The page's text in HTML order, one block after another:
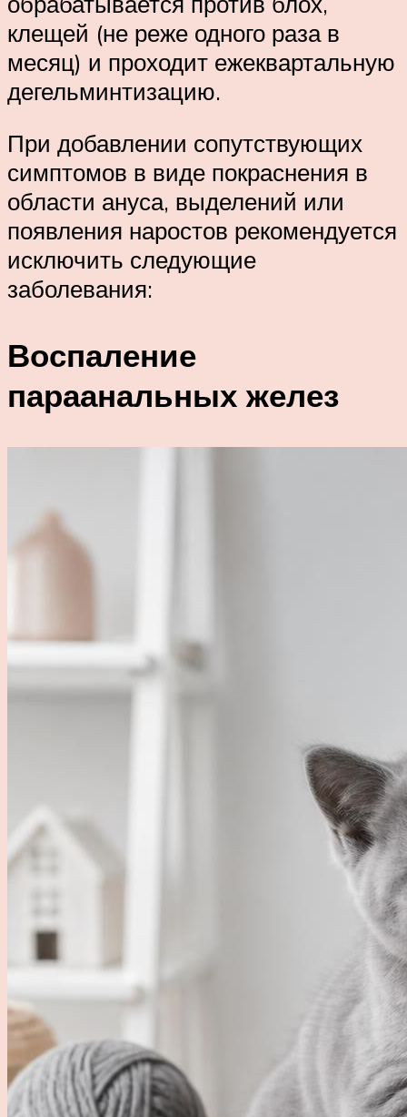
клещей (не реже одного раза в
месяц) и проходит ежеквартальную
дегельминтизацию.
При добавлении сопутствующих
симптомов в виде покраснения в
области ануса, выделений или
появления наростов рекомендуется
исключить следующие
заболевания:
Воспаление
параанальных желез